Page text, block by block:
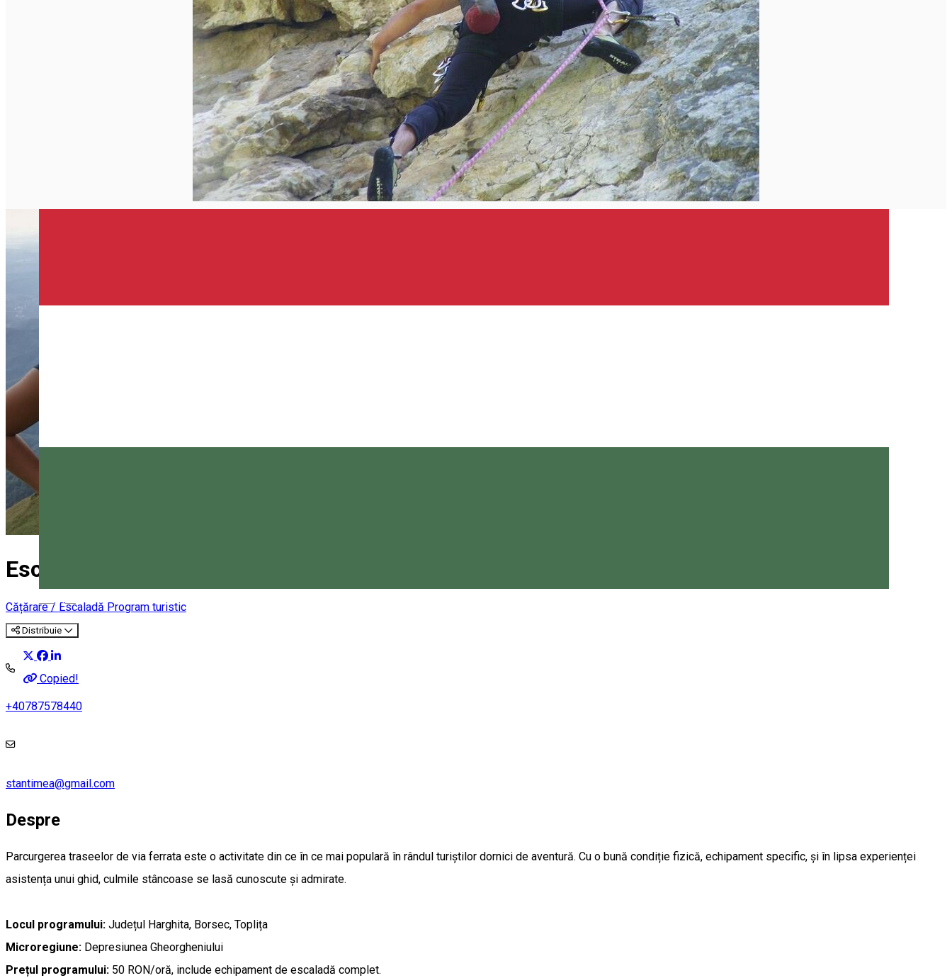
Escaladă
Cățărare / Escaladă Program turistic
Distribuie
Copied!
+40787578440
stantimea@gmail.com
Despre
Parcurgerea traseelor de via ferrata este o activitate din ce în ce mai populară în rândul turiștilor dornici de aventură. Cu o bună condiție fizică, echipament specific, și în lipsa experienței
asistența unui ghid, culmile stâncoase se lasă cunoscute și admirate.
Locul programului: Județul Harghita, Borsec, Toplița
Microregiune: Depresiunea Gheorgheniului
Prețul programului: 50 RON/oră, include echipament de escaladă complet.